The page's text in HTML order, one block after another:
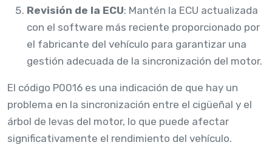
Revisión de la ECU: Mantén la ECU actualizada
con el software más reciente proporcionado por
el fabricante del vehículo para garantizar una
gestión adecuada de la sincronización del motor.
El código P0016 es una indicación de que hay un
problema en la sincronización entre el cigüeñal y el
árbol de levas del motor, lo que puede afectar
significativamente el rendimiento del vehículo.